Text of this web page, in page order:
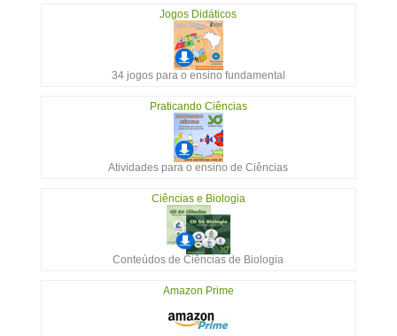
Jogos Didáticos
34 jogos para o ensino fundamental
Praticando Ciências
Atividades para o ensino de Ciências
Ciências e Biologia
Conteúdos de Ciências de Biologia
Amazon Prime